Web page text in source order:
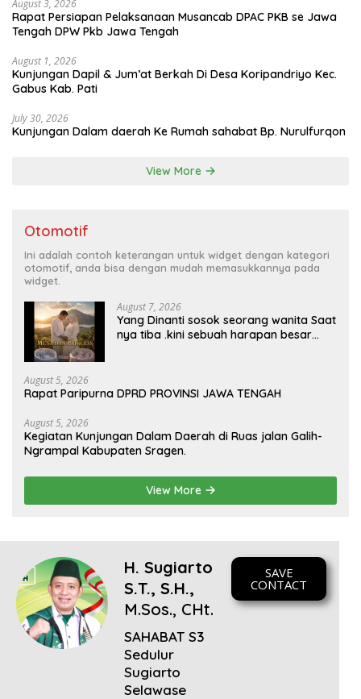
August 3, 2026
Rapat Persiapan Pelaksanaan Musancab DPAC PKB se Jawa
Tengah DPW Pkb Jawa Tengah
August 1, 2026
Kunjungan Dapil & Jum’at Berkah Di Desa Koripandriyo Kec.
Gabus Kab. Pati
July 30, 2026
Kunjungan Dalam daerah Ke Rumah sahabat Bp. Nurulfurqon
View More
Otomotif
Ini adalah contoh keterangan untuk widget dengan kategori
otomotif, anda bisa dengan mudah memasukkannya pada
widget.
August 7, 2026
Yang Dinanti sosok seorang wanita Saat
nya tiba .kini sebuah harapan besar
August 5, 2026
Rapat Paripurna DPRD PROVINSI JAWA TENGAH
August 5, 2026
Kegiatan Kunjungan Dalam Daerah di Ruas jalan Galih-
Ngrampal Kabupaten Sragen.
View More
H. Sugiarto
S.T., S.H.,
M.Sos., CHt.
SAHABAT S3
Sedulur
Sugiarto
Selawase
SAVE
CONTACT